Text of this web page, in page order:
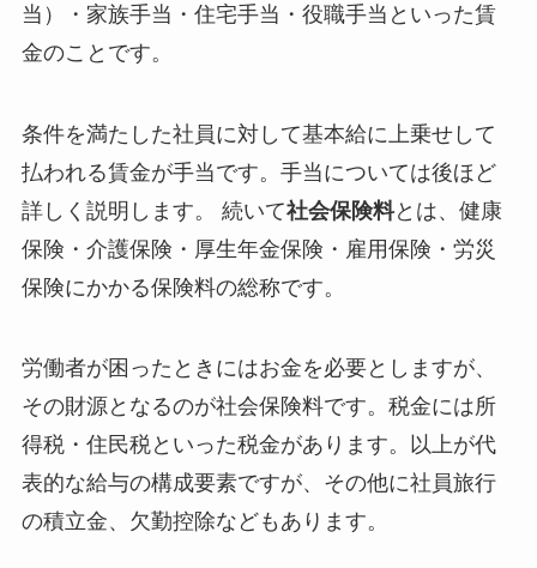
当）・家族手当・住宅手当・役職手当といった賃
金のことです。
条件を満たした社員に対して基本給に上乗せして
払われる賃金が手当です。手当については後ほど
詳しく説明します。 続いて社会保険料とは、健康
保険・介護保険・厚生年金保険・雇用保険・労災
保険にかかる保険料の総称です。
労働者が困ったときにはお金を必要としますが、
その財源となるのが社会保険料です。税金には所
得税・住民税といった税金があります。以上が代
表的な給与の構成要素ですが、その他に社員旅行
の積立金、欠勤控除などもあります。